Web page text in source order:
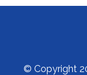
© Copyright